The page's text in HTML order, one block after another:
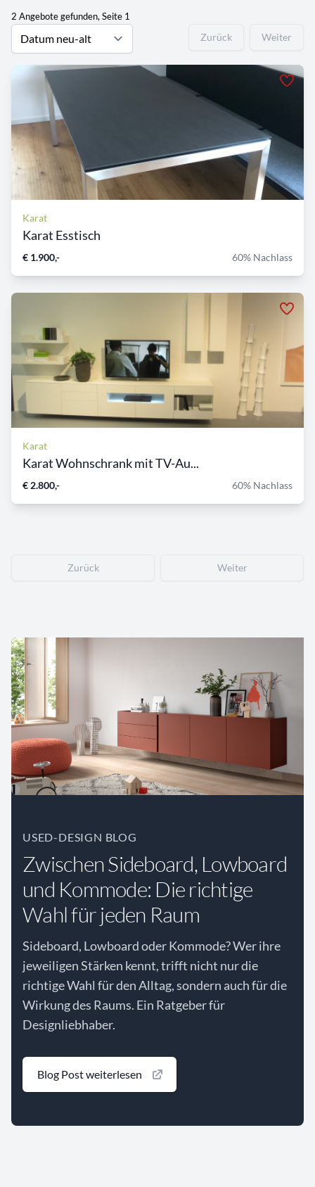
2 Angebote gefunden, Seite 1
Zurück Weiter
Karat
Karat Esstisch
€ 1.900,- 60% Nachlass
Karat
Karat Wohnschrank mit TV-Au...
€ 2.800,- 60% Nachlass
Zurück Weiter
USED-DESIGN BLOG
Zwischen Sideboard, Lowboard
und Kommode: Die richtige
Wahl für jeden Raum
Sideboard, Lowboard oder Kommode? Wer ihre
jeweiligen Stärken kennt, trifft nicht nur die
richtige Wahl für den Alltag, sondern auch für die
Wirkung des Raums. Ein Ratgeber für
Designliebhaber.
Blog Post weiterlesen